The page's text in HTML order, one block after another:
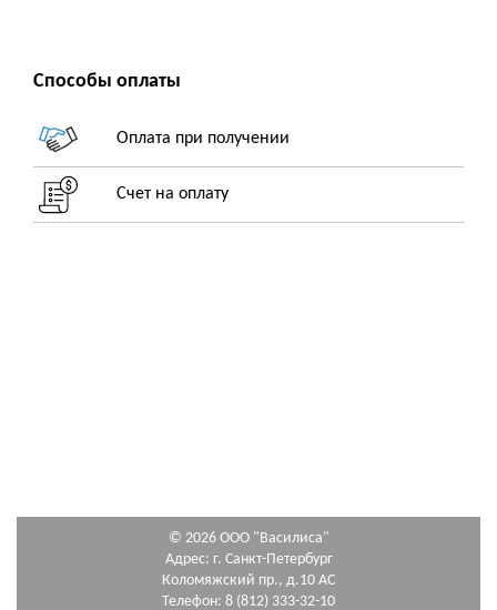
Способы оплаты
Оплата при получении
Счет на оплату
© 2026 ООО "Василиса"
Адрес: г. Санкт-Петербург
Коломяжский пр., д.10 АС
Телефон: 8 (812) 333-32-10